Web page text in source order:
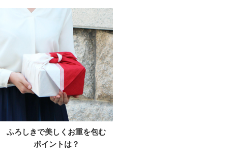
ふろしきで美しくお重を包む
ポイントは？